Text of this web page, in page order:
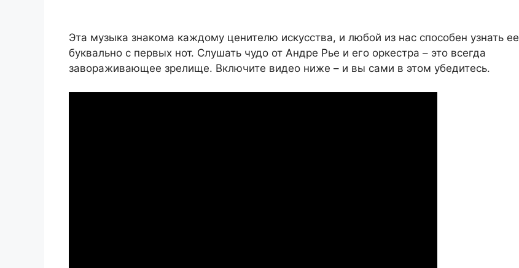
Эта музыка знакома каждому ценителю искусства, и любой из нас способен узнать ее
буквально с первых нот. Слушать чудо от Андре Рье и его оркестра – это всегда
завораживающее зрелище. Включите видео ниже – и вы сами в этом убедитесь.